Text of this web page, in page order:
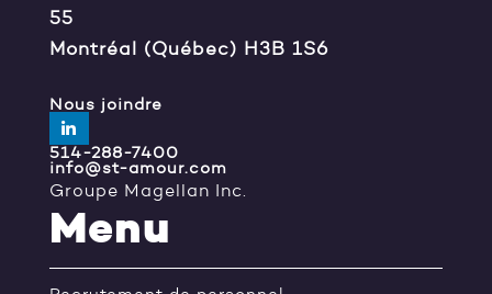
55
Montréal (Québec) H3B 1S6
Nous joindre
514-288-7400
info@st-amour.com
Groupe Magellan Inc.
Menu